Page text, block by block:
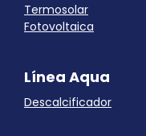
Termosolar
Fotovoltaica
Línea Aqua
Descalcificador